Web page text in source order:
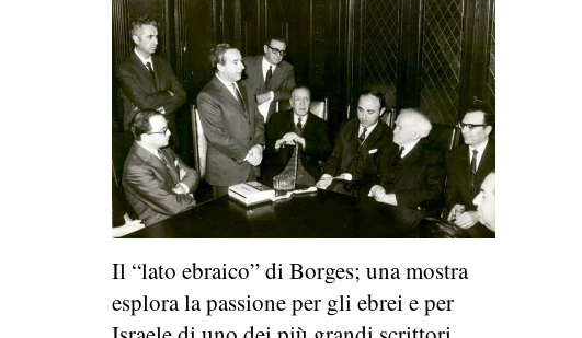
Il “lato ebraico” di Borges; una mostra
esplora la passione per gli ebrei e per